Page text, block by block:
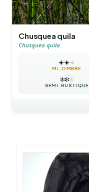
Chusquea quila
Chusquea quila
☀️☀️☀️
MI-OMBRE
❄️❄️❄️
SEMI-RUSTIQUE